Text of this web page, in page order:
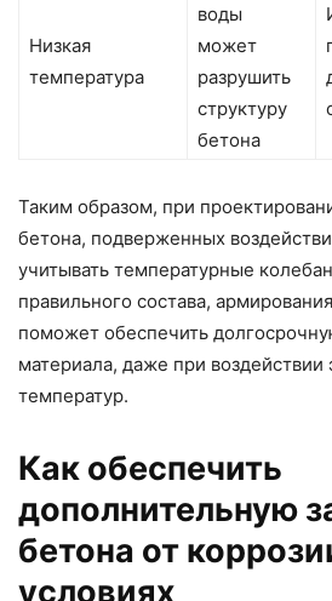
Низкая
температура
воды
может
разрушить
структуру
бетона
Таким образом, при
бетона, подверженных
учитывать температурные
правильного состава,
поможет обеспечить
материала, даже при воздействии
температур.
Как обеспечить
дополнительную
бетона от
условиях